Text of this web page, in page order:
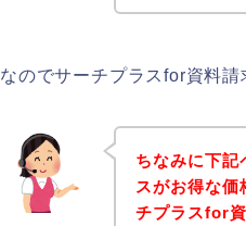
なのでサーチプラスfor資料
ちなみに下
スがお得な
チプラスfor